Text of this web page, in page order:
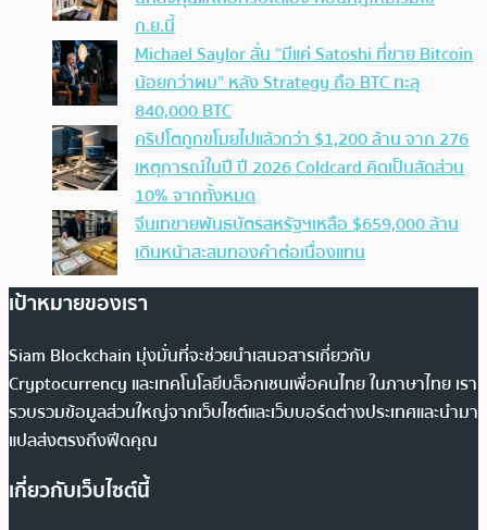
ก.ย.นี้
Michael Saylor ลั่น “มีแค่ Satoshi ที่ขาย Bitcoin
น้อยกว่าผม” หลัง Strategy ถือ BTC ทะลุ
840,000 BTC
คริปโตถูกขโมยไปแล้วกว่า $1,200 ล้าน จาก 276
เหตุการณ์ในปี ปี 2026 Coldcard คิดเป็นสัดส่วน
10% จากทั้งหมด
จีนเทขายพันธบัตรสหรัฐฯเหลือ $659,000 ล้าน
เดินหน้าสะสมทองคำต่อเนื่องแทน
เป้าหมายของเรา
Siam Blockchain มุ่งมั่นที่จะช่วยนำเสนอสารเกี่ยวกับ
Cryptocurrency และเทคโนโลยีบล็อกเชนเพื่อคนไทย ในภาษาไทย เรา
รวบรวมข้อมูลส่วนใหญ่จากเว็บไซต์และเว็บบอร์ดต่างประเทศและนำมา
แปลส่งตรงถึงฟีดคุณ
เกี่ยวกับเว็บไซต์นี้